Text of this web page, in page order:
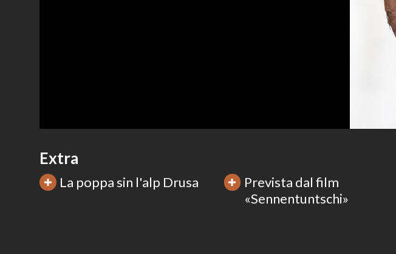
Extra
La poppa sin l'alp Drusa
Prevista dal film
«Sennentuntschi»